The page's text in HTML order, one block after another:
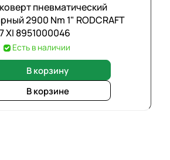
пневматический
2900 Nm 1" RODCRAFT
XI 8951000046
Есть в наличии
В корзину
В корзине